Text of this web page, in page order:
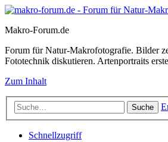
Makro-Forum.de
Forum für Natur-Makrofotografie. Bilder
Fototechnik diskutieren. Artenportraits
Zum Inhalt
Suche
Schnellzugriff